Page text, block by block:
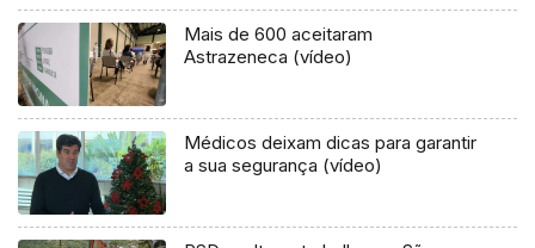
Mais de 600 aceitaram
Astrazeneca (vídeo)
Médicos deixam dicas para garantir
a sua segurança (vídeo)